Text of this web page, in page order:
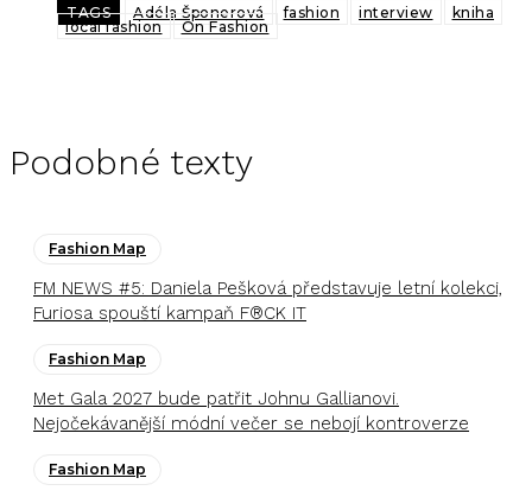
TAGS Adéla Šponerová fashion interview
kniha
local fashion
On Fashion
Podobné texty
Fashion Map
FM NEWS #5: Daniela Pešková představuje letní kolekci,
Furiosa spouští kampaň F®CK IT
Fashion Map
Met Gala 2027 bude patřit Johnu Gallianovi.
Nejočekávanější módní večer se nebojí kontroverze
Fashion Map